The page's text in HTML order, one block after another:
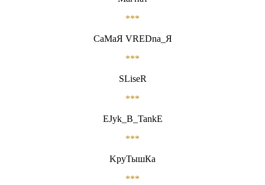
***
СаМаЯ VREDna_Я
***
SLiseR
***
EJyk_B_TankE
***
KруТышКа
***